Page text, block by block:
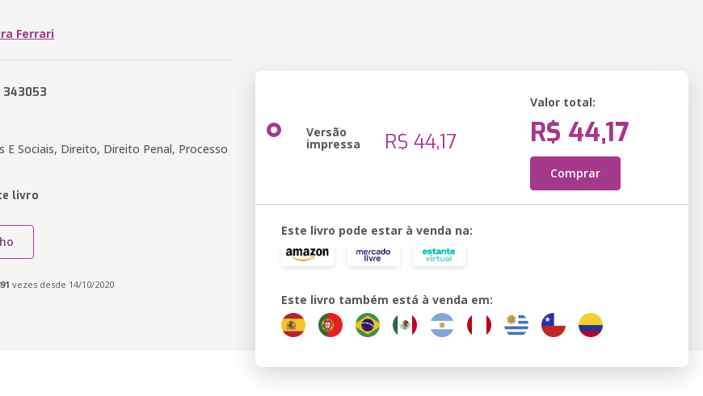
Ferrari
E Sociais, Direito, Direito Penal, Processo
livro
vezes desde 14/10/2020
Versão
impressa R$ 44,17
Valor total:
R$ 44,17
Comprar
Este livro pode estar à venda na:
Este livro também está à venda em: